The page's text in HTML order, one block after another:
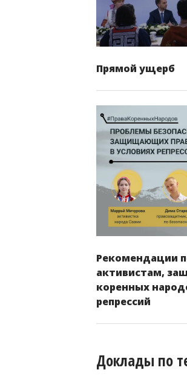
Прямой ущерб
Рекомендации
активистам,
коренных
репрессий
Доклады по